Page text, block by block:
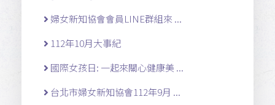
婦女新知協會會員LINE群組來 ...
112年10月大事紀
國際女孩日: 一起來關心健康美 ...
台北市婦女新知協會112年9月 ...